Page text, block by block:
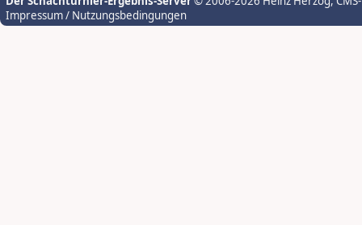
Impressum / Nutzungsbedingungen